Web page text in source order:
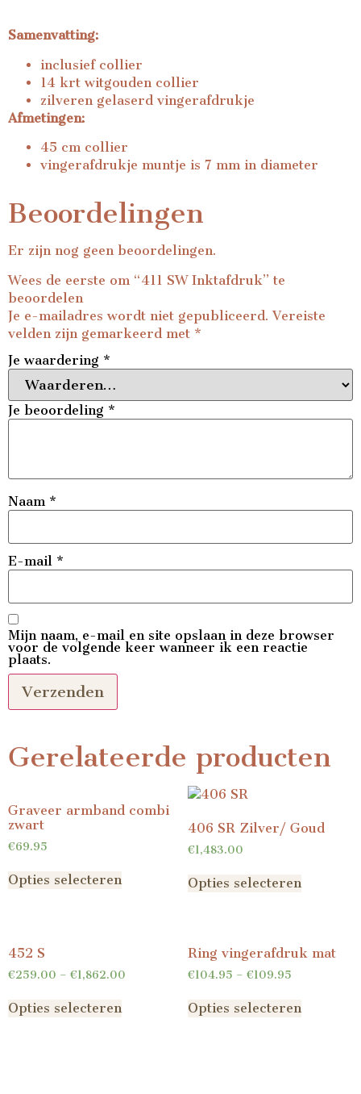
Samenvatting:
inclusief collier
14 krt witgouden collier
zilveren gelaserd vingerafdrukje
Afmetingen:
45 cm collier
vingerafdrukje muntje is 7 mm in diameter
Beoordelingen
Er zijn nog geen beoordelingen.
Wees de eerste om “411 SW Inktafdruk” te
beoordelen
Je e-mailadres wordt niet gepubliceerd. Vereiste
velden zijn gemarkeerd met *
Je waardering *
Je beoordeling *
Naam *
E-mail *
Mijn naam, e-mail en site opslaan in deze browser
voor de volgende keer wanneer ik een reactie
plaats.
Gerelateerde producten
Graveer armband combi
zwart
€69.95
Opties selecteren
406 SR Zilver/ Goud
€1,483.00
Opties selecteren
452 S
€259.00 – €1,862.00
Opties selecteren
Ring vingerafdruk mat
€104.95 – €109.95
Opties selecteren